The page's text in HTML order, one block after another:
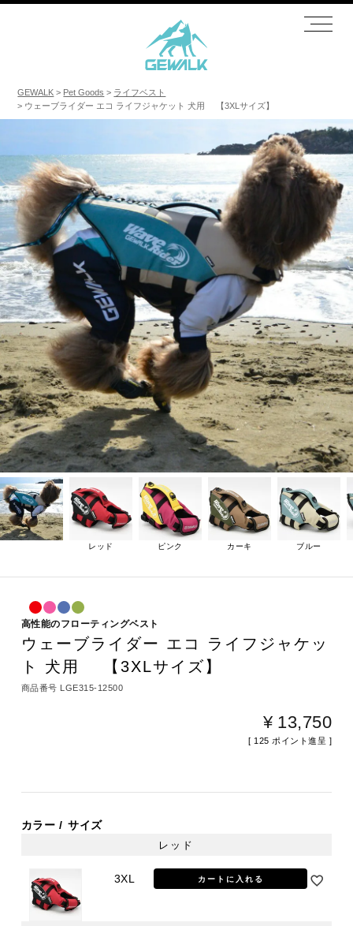
GEWALK Pet Goods
ライフベスト
ウェーブライダー エコ ライフジャケット 犬用 【3XLサイズ】
レッド ピンク カーキ ブルー
高性能のフローティングベスト
ウェーブライダー エコ ライフジャケッ
ト 犬用 【3XLサイズ】
商品番号 LGE315-12500
¥ 13,750
[ 125 ポイント進呈 ]
カラー サイズ
レッド
3XL カートに入れる